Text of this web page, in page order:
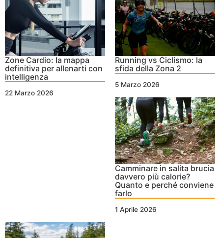
Zone Cardio: la mappa
definitiva per allenarti con
intelligenza
22 Marzo 2026
Running vs Ciclismo: la
sfida della Zona 2
5 Marzo 2026
Camminare in salita brucia
davvero più calorie?
Quanto e perché conviene
farlo
1 Aprile 2026